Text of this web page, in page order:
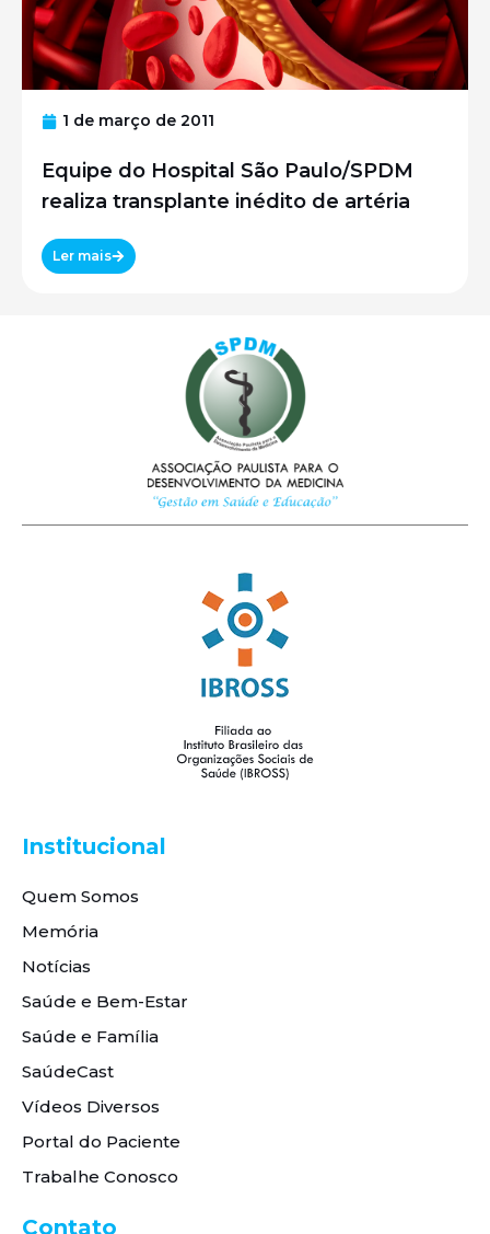
1 de março de 2011
Equipe do Hospital São Paulo/SPDM
realiza transplante inédito de artéria
Ler mais
Institucional
Quem Somos
Memória
Notícias
Saúde e Bem-Estar
Saúde e Família
SaúdeCast
Vídeos Diversos
Portal do Paciente
Trabalhe Conosco
Contato